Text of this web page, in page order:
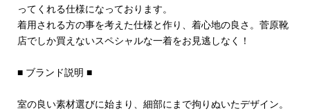
ってくれる仕様になっております。
着用される方の事を考えた仕様と作り、着心地の良さ。菅原靴
店でしか買えないスペシャルな一着をお見逃しなく！
■ ブランド説明 ■
室の良い素材選びに始まり、細部にまで拘りぬいたデザイン。